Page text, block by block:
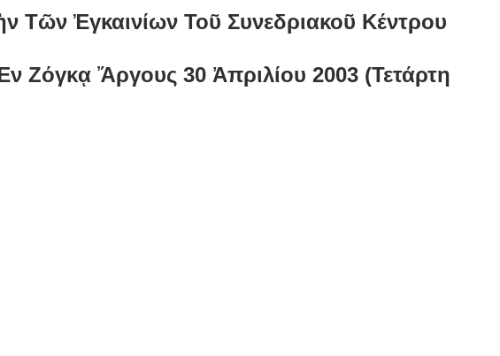
Τῶν Ἐγκαινίων Τοῦ Συνεδριακοῦ Κέντρου
Ζόγκᾳ Ἄργους 30 Ἀπριλίου 2003 (Τετάρτη